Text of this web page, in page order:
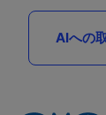
AIへの